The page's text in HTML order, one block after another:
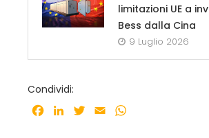
limitazioni UE a
Bess dalla Cina
9 Luglio 2026
Condividi:
Facebook
LinkedInTwitter
Email